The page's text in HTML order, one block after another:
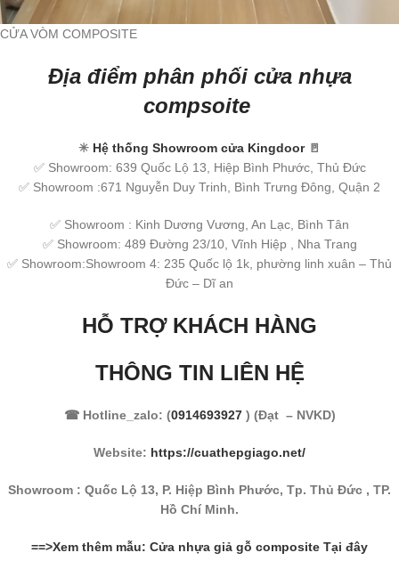
CỬA VÒM COMPOSITE
Địa điểm phân phối cửa nhựa
compsoite
✳ Hệ thống Showroom cửa Kingdoor🚪
✅ Showroom: 639 Quốc Lộ 13, Hiệp Bình Phước, Thủ Đức
✅ Showroom :671 Nguyễn Duy Trinh, Bình Trưng Đông, Quận 2
✅ Showroom : Kinh Dương Vương, An Lạc, Bình Tân
✅ Showroom: 489 Đường 23/10, Vĩnh Hiệp , Nha Trang
✅ Showroom:Showroom 4: 235 Quốc lộ 1k, phường linh xuân – Thủ
Đức – Dĩ an
HỖ TRỢ KHÁCH HÀNG
THÔNG TIN LIÊN HỆ
☎ Hotline_zalo: (0914693927 ) (Đạt – NVKD)
Website: https://cuathepgiago.net/
Showroom : Quốc Lộ 13, P. Hiệp Bình Phước, Tp. Thủ Đức , TP.
Hồ Chí Minh.
==>Xem thêm mẫu: Cửa nhựa giả gỗ composite Tại đây